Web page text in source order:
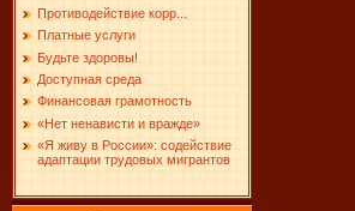
Противодействие корр...
Платные услуги
Будьте здоровы!
Доступная среда
Финансовая грамотность
«Нет ненависти и вражде»
«Я живу в России»: содействие
адаптации трудовых мигрантов